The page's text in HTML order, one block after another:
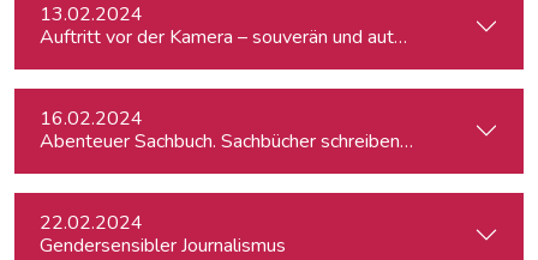
13.02.2024
Auftritt vor der Kamera – souverän und authentisch
16.02.2024
Abenteuer Sachbuch. Sachbücher schreiben für
22.02.2024
Gendersensibler Journalismus